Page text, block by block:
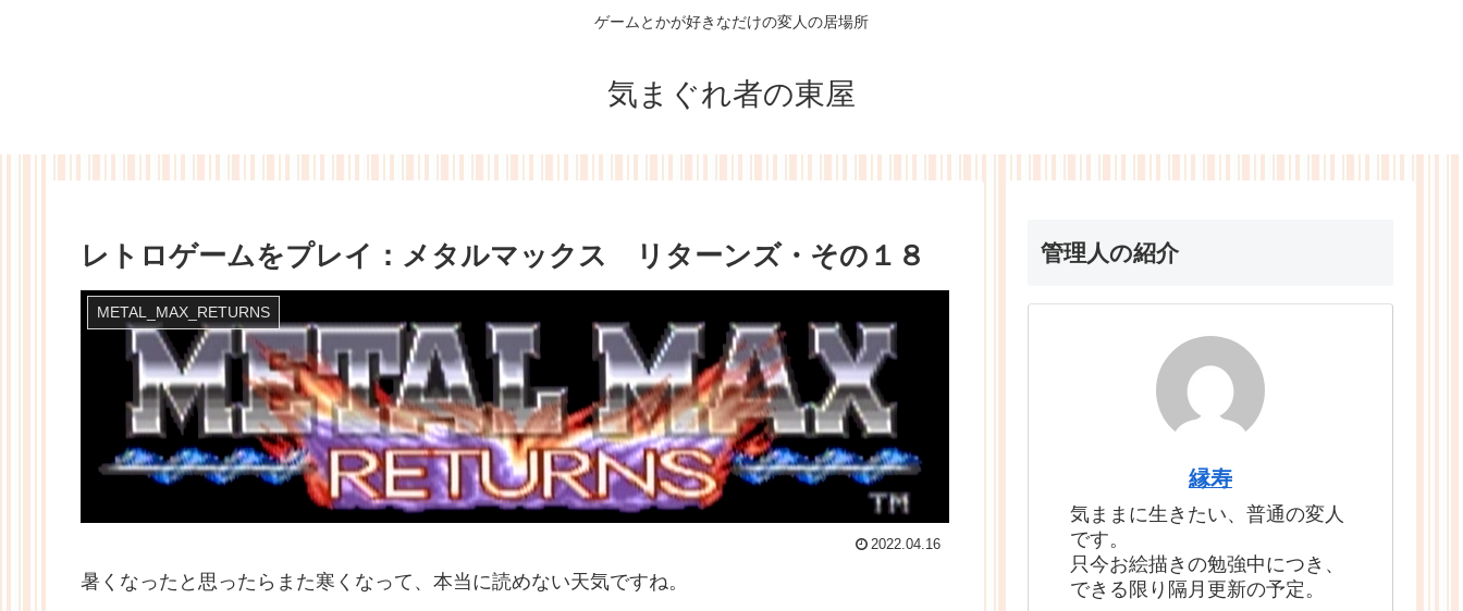
ゲームとかが好きなだけの変人の居場所
気まぐれ者の東屋
レトロゲームをプレイ：メタルマックス リターンズ・その１８
METAL_MAX_RETURNS
2022.04.16
暑くなったと思ったらまた寒くなって、本当に読めない天気ですね。
管理人の紹介
縁寿
気ままに生きたい、普通の変人
です。
只今お絵描きの勉強中につき、
できる限り隔月更新の予定。